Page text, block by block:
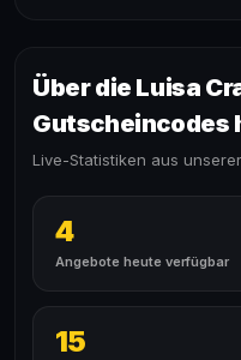
Über die Luisa
Gutscheincodes
Live-Statistiken aus
4
Angebote heute verfügbar
15